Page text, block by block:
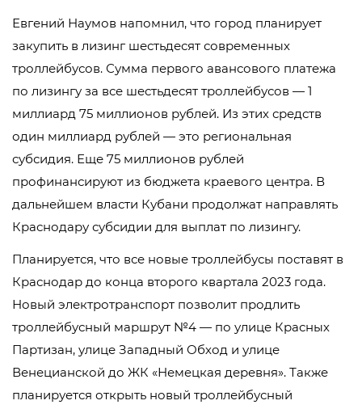
Евгений Наумов напомнил, что город планирует
закупить в лизинг шестьдесят современных
троллейбусов. Сумма первого авансового платежа
по лизингу за все шестьдесят троллейбусов — 1
миллиард 75 миллионов рублей. Из этих средств
один миллиард рублей — это региональная
субсидия. Еще 75 миллионов рублей
профинансируют из бюджета краевого центра. В
дальнейшем власти Кубани продолжат направлять
Краснодару субсидии для выплат по лизингу.
Планируется, что все новые троллейбусы поставят в
Краснодар до конца второго квартала 2023 года.
Новый электротранспорт позволит продлить
троллейбусный маршрут №4 — по улице Красных
Партизан, улице Западный Обход и улице
Венецианской до ЖК «Немецкая деревня». Также
планируется открыть новый троллейбусный